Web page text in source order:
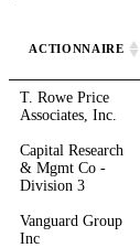
ACTIONNAIRE
T. Rowe Price
Associates, Inc.
Capital Research
& Mgmt Co -
Division 3
Vanguard Group
Inc